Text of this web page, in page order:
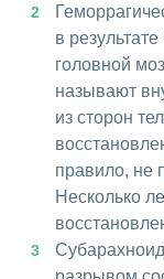
в
головной
называют
из сторон
правило, не
Несколько